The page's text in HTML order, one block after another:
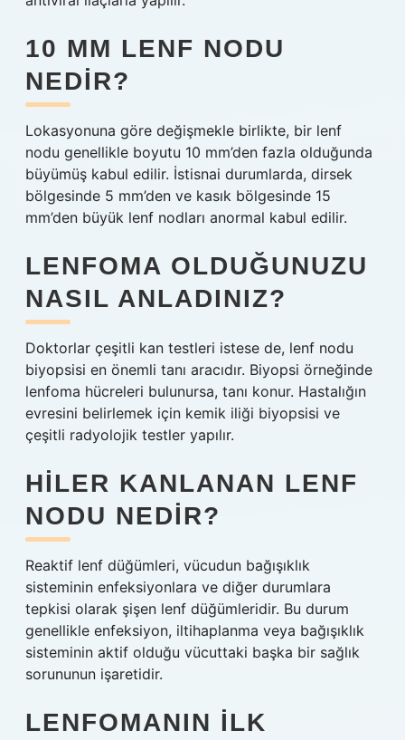
10 MM LENF NODU
NEDIR?
Lokasyonuna göre değişmekle birlikte, bir lenf
nodu genellikle boyutu 10 mm’den fazla olduğunda
büyümüş kabul edilir. İstisnai durumlarda, dirsek
bölgesinde 5 mm’den ve kasık bölgesinde 15
mm’den büyük lenf nodları anormal kabul edilir.
LENFOMA OLDUĞUNUZU
NASIL ANLADINIZ?
Doktorlar çeşitli kan testleri istese de, lenf nodu
biyopsisi en önemli tanı aracıdır. Biyopsi örneğinde
lenfoma hücreleri bulunursa, tanı konur. Hastalığın
evresini belirlemek için kemik iliği biyopsisi ve
çeşitli radyolojik testler yapılır.
HILER KANLANAN LENF
NODU NEDIR?
Reaktif lenf düğümleri, vücudun bağışıklık
sisteminin enfeksiyonlara ve diğer durumlara
tepkisi olarak şişen lenf düğümleridir. Bu durum
genellikle enfeksiyon, iltihaplanma veya bağışıklık
sisteminin aktif olduğu vücuttaki başka bir sağlık
sorununun işaretidir.
LENFOMANIN ILK